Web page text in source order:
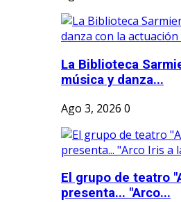
La Biblioteca
música y danza...
Ago 3, 2026 0
El grupo de teatro
presenta... "Arco...